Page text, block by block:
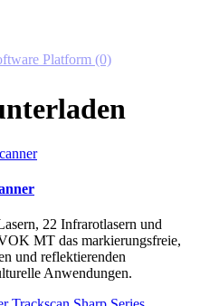
Platform (0)
22 Infrarotlasern und
MT das markierungsfreie,
und reflektierenden
Anwendungen.